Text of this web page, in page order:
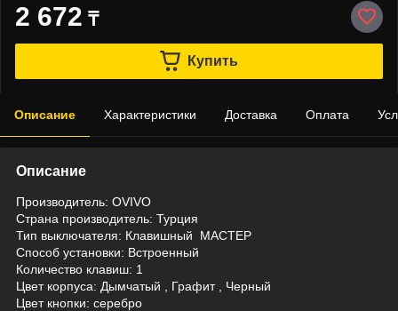
2 672 ₸
Купить
Описание Характеристики Доставка Оплата
Описание
Производитель: OVIVO
Страна производитель: Турция
Тип выключателя: Клавишный МАСТЕР
Способ установки: Встроенный
Количество клавиш: 1
Цвет корпуса: Дымчатый , Графит , Черный
Цвет кнопки: серебро